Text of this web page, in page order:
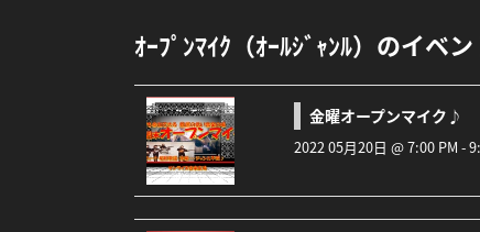
ｵｰﾌﾟﾝﾏｲｸ（ｵｰﾙｼﾞｬﾝﾙ）のイベン
金曜オープンマイク♪
2022 05月20日 @ 7:00 PM -